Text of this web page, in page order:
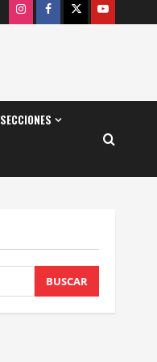
InstagramFacebook
X Youtube
SECCIONES